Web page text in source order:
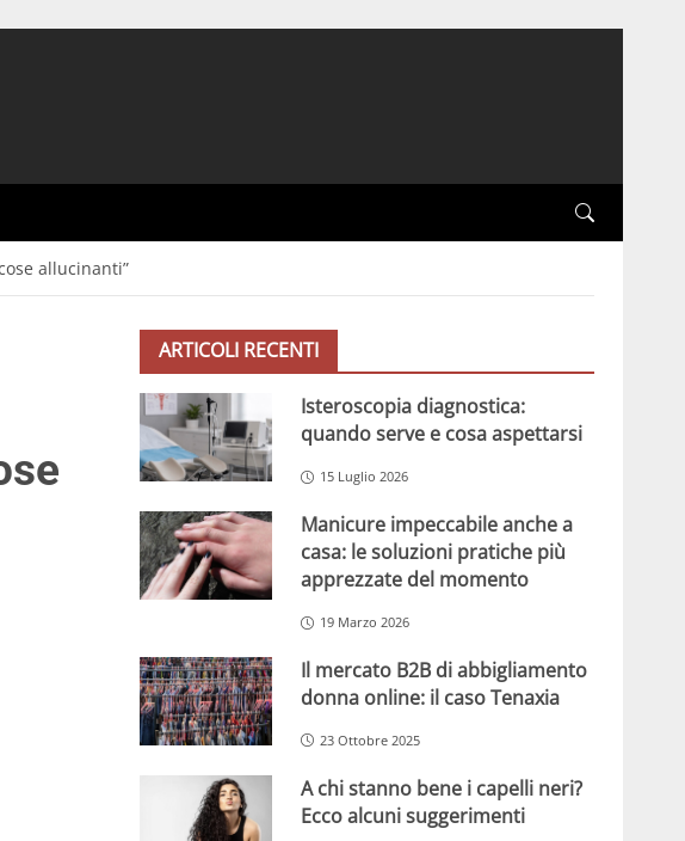
allucinanti”
ARTICOLI RECENTI
Isteroscopia diagnostica:
quando serve e cosa aspettarsi
15 Luglio 2026
Manicure impeccabile anche a
casa: le soluzioni pratiche più
apprezzate del momento
19 Marzo 2026
Il mercato B2B di abbigliamento
donna online: il caso Tenaxia
23 Ottobre 2025
A chi stanno bene i capelli neri?
Ecco alcuni suggerimenti